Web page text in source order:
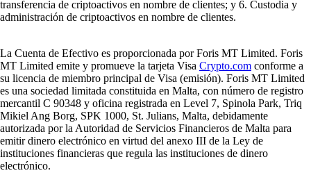
transferencia de criptoactivos en nombre de clientes; y 6. Custodia y
administración de criptoactivos en nombre de clientes.
La Cuenta de Efectivo es proporcionada por Foris MT Limited. Foris
MT Limited emite y promueve la tarjeta Visa Crypto.com conforme a
su licencia de miembro principal de Visa (emisión). Foris MT Limited
es una sociedad limitada constituida en Malta, con número de registro
mercantil C 90348 y oficina registrada en Level 7, Spinola Park, Triq
Mikiel Ang Borg, SPK 1000, St. Julians, Malta, debidamente
autorizada por la Autoridad de Servicios Financieros de Malta para
emitir dinero electrónico en virtud del anexo III de la Ley de
instituciones financieras que regula las instituciones de dinero
electrónico.